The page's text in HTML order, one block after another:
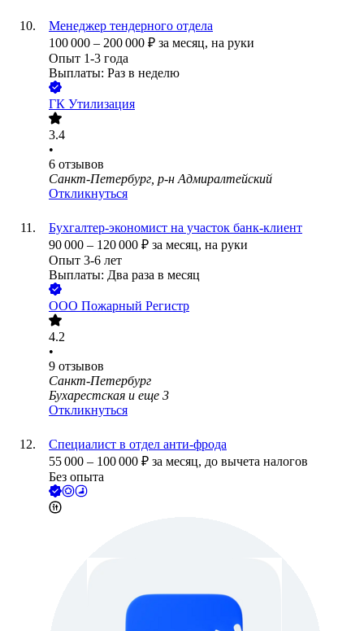
Менеджер тендерного отдела
100 000 – 200 000 ₽ за месяц, на руки
Опыт 1-3 года
Выплаты: Раз в неделю
ГК Утилизация
3.4
•
6 отзывов
Санкт-Петербург, р-н Адмиралтейский
Откликнуться
Бухгалтер-экономист на участок банк-клиент
90 000 – 120 000 ₽ за месяц, на руки
Опыт 3-6 лет
Выплаты: Два раза в месяц
ООО Пожарный Регистр
4.2
•
9 отзывов
Санкт-Петербург
Бухарестская и еще 3
Откликнуться
Специалист в отдел анти-фрода
55 000 – 100 000 ₽ за месяц, до вычета налогов
Без опыта